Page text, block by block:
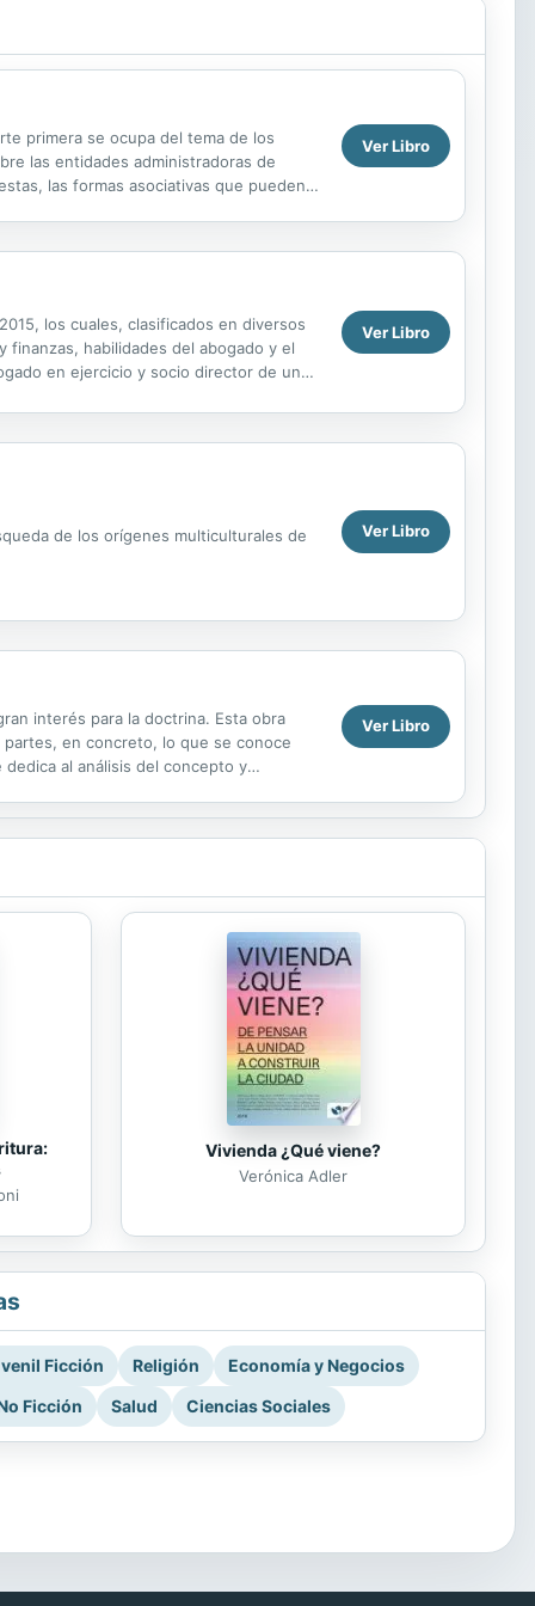
primera se ocupa del tema de los
las entidades administradoras de
las formas asociativas que pueden
Ver Libro
los cuales, clasificados en diversos
habilidades del abogado y el
en ejercicio y socio director de un
Ver Libro
de los orígenes multiculturales de Ver Libro
interés para la doctrina. Esta obra
en concreto, lo que se conoce
al análisis del concepto y
Ver Libro
Vivienda ¿Qué viene?
Verónica Adler
Ficción Religión
Economía y Negocios
Ficción
Salud Ciencias Sociales